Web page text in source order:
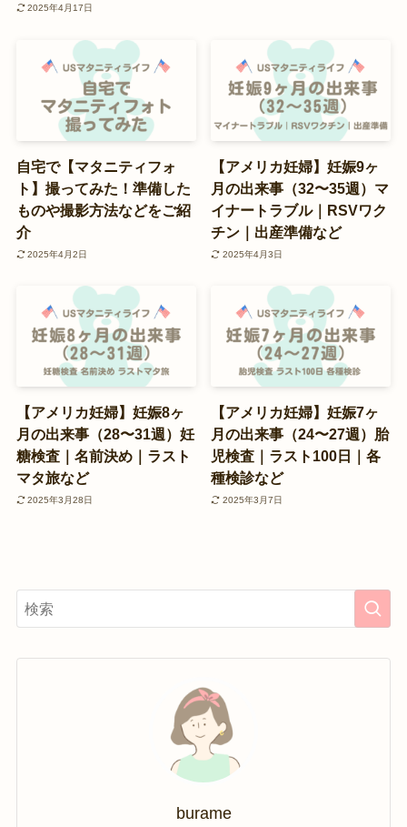
2025年4月17日
自宅で【マタニティフォ
ト】撮ってみた！準備した
ものや撮影方法などをご紹
介
2025年4月2日
【アメリカ妊婦】妊娠9ヶ
月の出来事（32〜35週）マ
イナートラブル｜RSVワク
チン｜出産準備など
2025年4月3日
【アメリカ妊婦】妊娠8ヶ
月の出来事（28〜31週）妊
糖検査｜名前決め｜ラスト
マタ旅など
2025年3月28日
【アメリカ妊婦】妊娠7ヶ
月の出来事（24〜27週）胎
児検査｜ラスト100日｜各
種検診など
2025年3月7日
burame